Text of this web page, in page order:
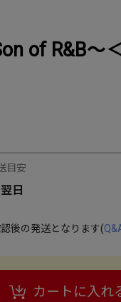
of R&B～
目安
日
後の発送となります(
カートに入れ